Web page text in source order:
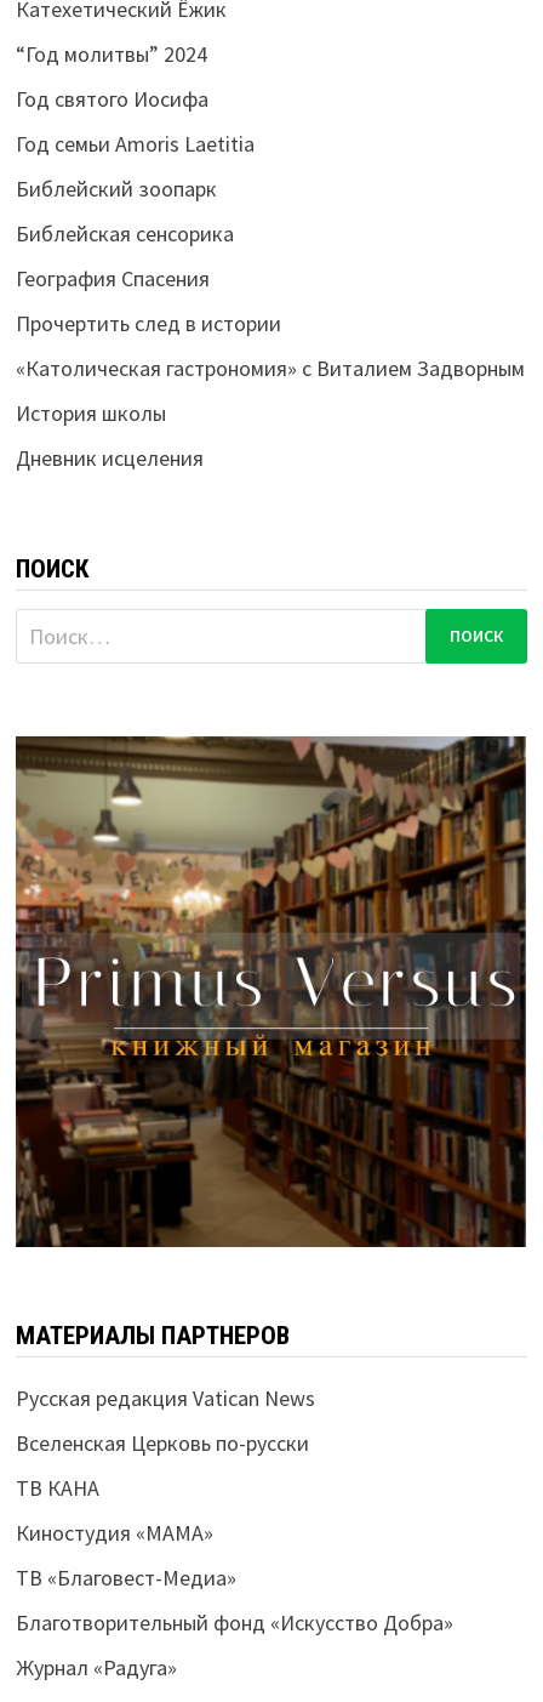
Катехетический Ёжик
“Год молитвы” 2024
Год святого Иосифа
Год семьи Amoris Laetitia
Библейский зоопарк
Библейская сенсорика
География Спасения
Прочертить след в истории
«Католическая гастрономия» с Виталием Задворным
История школы
Дневник исцеления
ПОИСК
Найти:
МАТЕРИАЛЫ ПАРТНЕРОВ
Русская редакция Vatican News
Вселенская Церковь по-русски
ТВ КАНА
Киностудия «МАМА»
ТВ «Благовест-Медиа»
Благотворительный фонд «Искусство Добра»
Журнал «Радуга»